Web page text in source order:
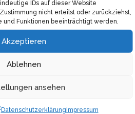
IDs auf dieser Website
nicht erteilst oder zurückziehst,
und Funktionen beeinträchtigt werden.
Akzeptieren
Ablehnen
ansehen
Datenschutzerklärung Impressum
Qualitäts-Pulver, was die
regelmäßige Anwendung in der
dass das Pulver in einer
Verpackung
frisch und bereit zur